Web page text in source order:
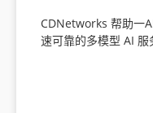
CDNetworks 帮助一
速可靠的多模型 AI 服